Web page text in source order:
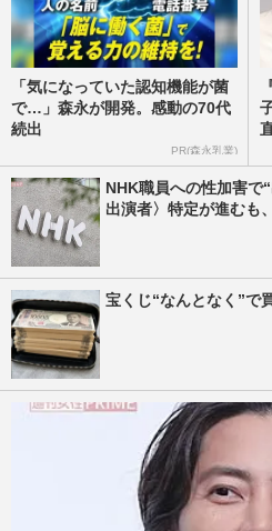
「気になっていた認知機能が菌
で…」森永が開発。感動の70代
続出
PR(森永乳業)
NHK職員への性加害で
出演者〉特定が進むも
宝くじ“なんとなく”で